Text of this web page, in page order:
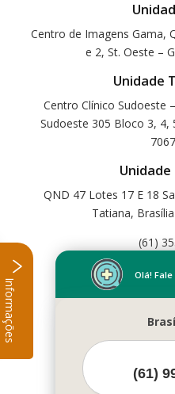
Centro de Imagens Gama,
e 2, St. Oeste –
Unidade
Centro Clínico Sudoeste
Sudoeste 305 Bloco 3, 4,
QND 47 Lotes 17 E 18
Tatiana,
(61)
Home
Mais
Olá!
Informações